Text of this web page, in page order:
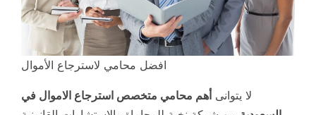
افضل محامي لاسترجاع الأموال
لا يتوانىأهم محامي متخصص استرجاع الاموال في